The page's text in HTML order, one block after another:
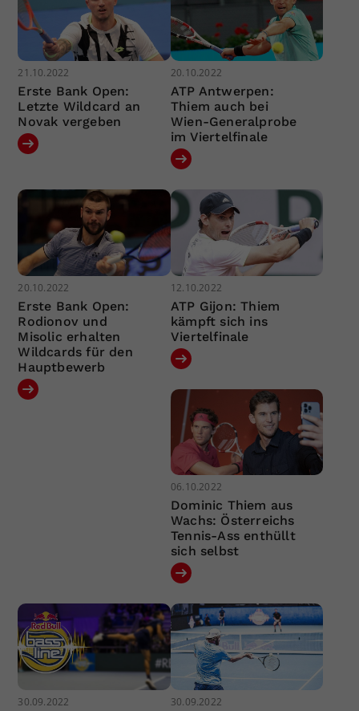
21.10.2022
Erste Bank Open:
Letzte Wildcard an
Novak vergeben
20.10.2022
ATP Antwerpen:
Thiem auch bei
Wien-Generalprobe
im Viertelfinale
20.10.2022
Erste Bank Open:
Rodionov und
Misolic erhalten
Wildcards für den
Hauptbewerb
12.10.2022
ATP Gijon: Thiem
kämpft sich ins
Viertelfinale
06.10.2022
Dominic Thiem aus
Wachs: Österreichs
Tennis-Ass enthüllt
sich selbst
30.09.2022 30.09.2022